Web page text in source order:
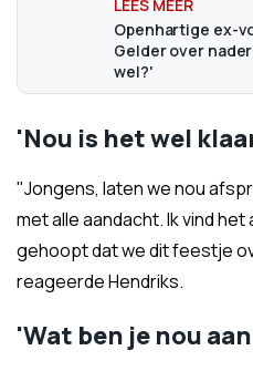
Openhartige ex-
Gelder over
wel?'
'Nou is het wel
"Jongens, laten we nou
met alle aandacht. Ik vind het
gehoopt dat we dit feestje
reageerde Hendriks.
'Wat ben je nou